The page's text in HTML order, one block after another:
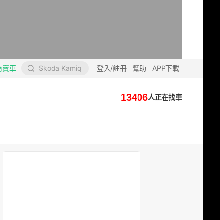
賣車 Skoda Kamiq 登入/註冊 幫助 APP下載
13406人正在找車